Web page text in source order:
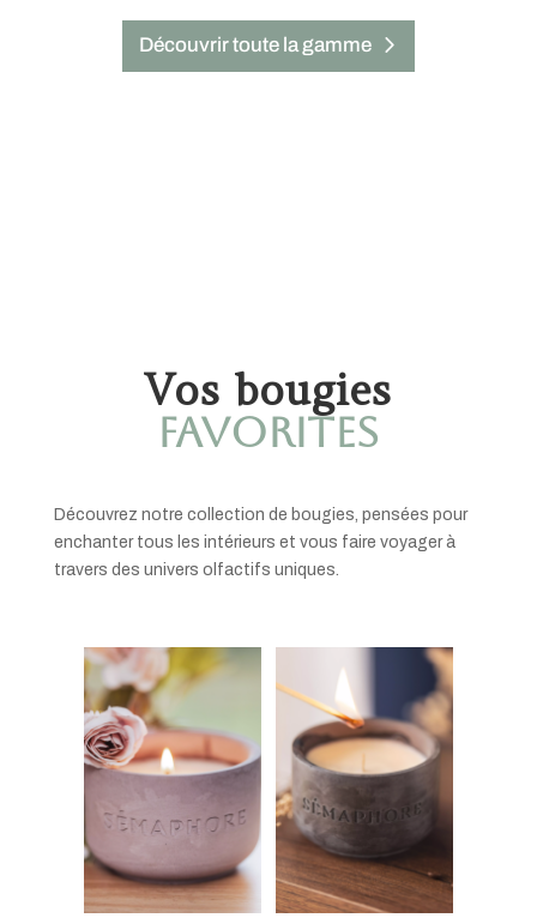
Découvrir toute la gamme
Vos bougies
Favorites
Découvrez notre collection de bougies, pensées pour
enchanter tous les intérieurs et vous faire voyager à
travers des univers olfactifs uniques.